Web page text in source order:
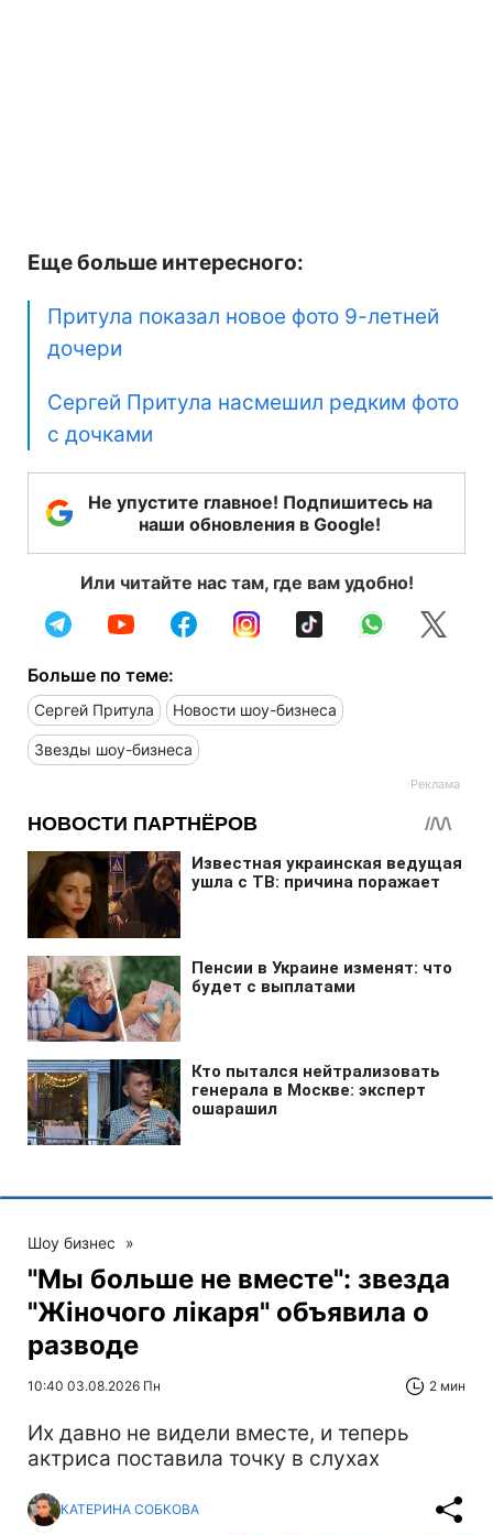
Еще больше интересного:
Притула показал новое фото 9-летней
дочери
Сергей Притула насмешил редким фото
с дочками
Не упустите главное! Подпишитесь на
наши обновления в Google!
Или читайте нас там, где вам удобно!
Больше по теме:
Сергей Притула Новости шоу-бизнеса
Звезды шоу-бизнеса
Шоу бизнес »
"Мы больше не вместе": звезда
"Жіночого лікаря" объявила о
разводе
10:40 03.08.2026 Пн 2 мин
Их давно не видели вместе, и теперь
актриса поставила точку в слухах
КАТЕРИНА СОБКОВА